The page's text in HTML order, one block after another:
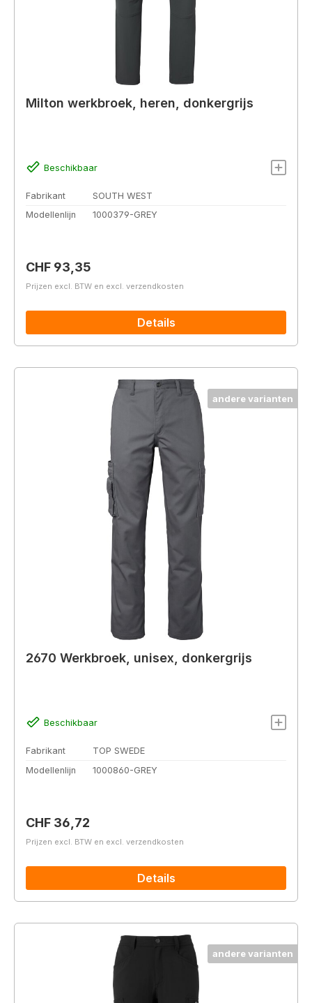
Milton werkbroek, heren, donkergrijs
Beschikbaar
Fabrikant
SOUTH WEST
Modellenlijn
1000379-GREY
Normale prijs:
CHF 93,35
Prijzen excl. BTW en excl. verzendkosten
Details
andere varianten
2670 Werkbroek, unisex, donkergrijs
Beschikbaar
Fabrikant
TOP SWEDE
Modellenlijn
1000860-GREY
Normale prijs:
CHF 36,72
Prijzen excl. BTW en excl. verzendkosten
Details
andere varianten